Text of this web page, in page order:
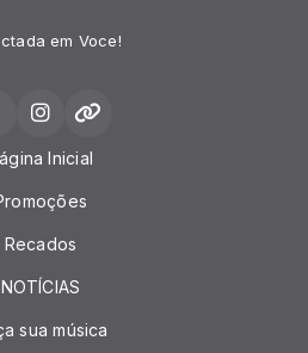
em Voce!
Inicial
Recados
NOTÍCIAS
sua música